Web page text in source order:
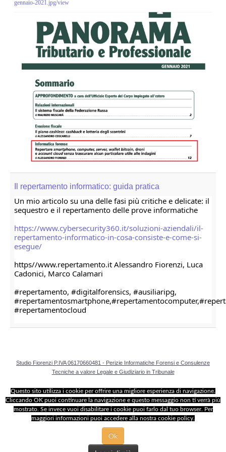
Adempimenti Ecommerce
Tutela Copyright e Marchi
Auditing Aziendale
Programma Azienda Sicura
Assistenza Legale
INFO
gennaio-2021.jpg/view
Il repertamento informatico: guida pratica
Un mio articolo su una delle fasi più critiche e delicate: il
sequestro e il repertamento delle prove informatiche
https://www.cybersecurity360.it/soluzioni-aziendali/il-
repertamento-informatico-in-cosa-consiste-e-come-si-
esegue/
https//www.repertamento.it Alessandro Fiorenzi, Luca
Cadonici, Marco Calamari
#repertamento, #digitalforensics, #ausiliaripg,
#repertamentocloud
Studio Fiorenzi P.IVA 06170660481 - Perizie Informatiche Forensi e Consulenze
Tecniche a valore Legale e Giudiziario in Tribunale
Questo sito utilizza i cookie per offrire una migliore esperienza di navigazione.
Cliccando OK puoi continuare la navigazione e questo messaggio non ti verrà più
mostrato. Se invece vuoi disabilitare i cookie puoi farlo dal tuo browser. Per
maggiori informazioni puoi accedere alla nostra cookie policy.
Ok